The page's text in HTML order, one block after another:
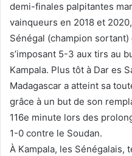
demi-finales palpitantes
vainqueurs en 2018 et
Sénégal (champion
s’imposant 5-3 aux tirs au
Kampala. Plus tôt à Dar es
Madagascar a atteint sa
grâce à un but de son
116e minute lors des
1-0 contre le Soudan.
À Kampala, les Sénégalais,